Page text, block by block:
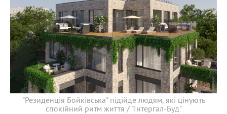
"Резиденція Бойківська" підійде людям, які цінують
спокійний ритм життя / "Інтергал-Буд"